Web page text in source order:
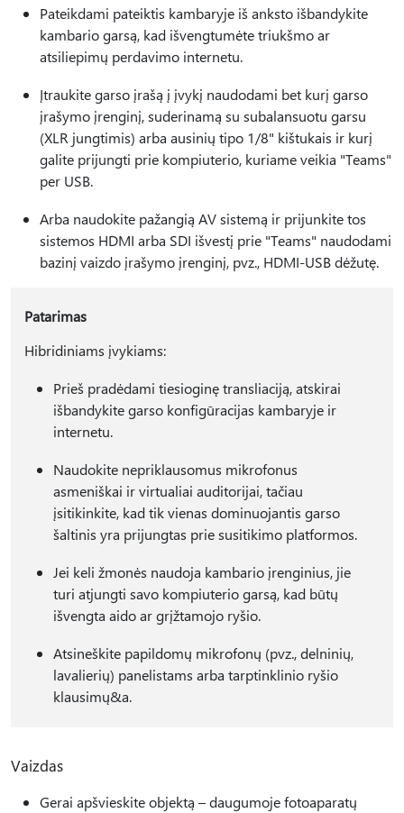
Pateikdami pateiktis kambaryje iš anksto išbandykite
kambario garsą, kad išvengtumėte triukšmo ar
atsiliepimų perdavimo internetu.
Įtraukite garso įrašą į įvykį naudodami bet kurį garso
įrašymo įrenginį, suderinamą su subalansuotu garsu
(XLR jungtimis) arba ausinių tipo 1/8" kištukais ir kurį
galite prijungti prie kompiuterio, kuriame veikia "Teams"
per USB.
Arba naudokite pažangią AV sistemą ir prijunkite tos
sistemos HDMI arba SDI išvestį prie "Teams" naudodami
bazinį vaizdo įrašymo įrenginį, pvz., HDMI-USB dėžutę.
Patarimas
Hibridiniams įvykiams:
Prieš pradėdami tiesioginę transliaciją, atskirai
išbandykite garso konfigūracijas kambaryje ir
internetu.
Naudokite nepriklausomus mikrofonus
asmeniškai ir virtualiai auditorijai, tačiau
įsitikinkite, kad tik vienas dominuojantis garso
šaltinis yra prijungtas prie susitikimo platformos.
Jei keli žmonės naudoja kambario įrenginius, jie
turi atjungti savo kompiuterio garsą, kad būtų
išvengta aido ar grįžtamojo ryšio.
Atsineškite papildomų mikrofonų (pvz., delninių,
lavalierių) panelistams arba tarptinklinio ryšio
klausimų&a.
Vaizdas
Gerai apšvieskite objektą – daugumoje fotoaparatų